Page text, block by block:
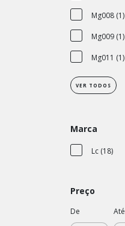
Mg008 (1)
Mg009 (1)
Mg011 (1)
VER TODOS
Marca
Lc (18)
Preço
De Até